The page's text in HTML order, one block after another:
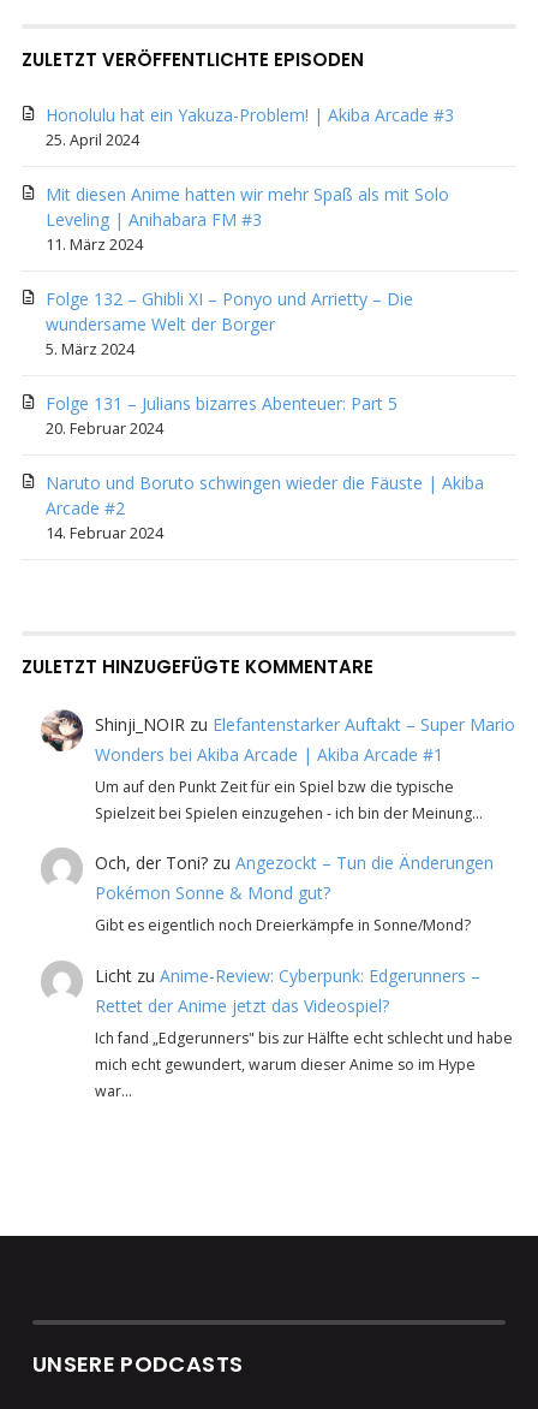
ZULETZT VERÖFFENTLICHTE EPISODEN
Honolulu hat ein Yakuza-Problem! | Akiba Arcade #3
25. April 2024
Mit diesen Anime hatten wir mehr Spaß als mit Solo
Leveling | Anihabara FM #3
11. März 2024
Folge 132 – Ghibli XI – Ponyo und Arrietty – Die
wundersame Welt der Borger
5. März 2024
Folge 131 – Julians bizarres Abenteuer: Part 5
20. Februar 2024
Naruto und Boruto schwingen wieder die Fäuste | Akiba
Arcade #2
14. Februar 2024
ZULETZT HINZUGEFÜGTE KOMMENTARE
Shinji_NOIR zu Elefantenstarker Auftakt – Super Mario
Wonders bei Akiba Arcade | Akiba Arcade #1
Um auf den Punkt Zeit für ein Spiel bzw die typische
Spielzeit bei Spielen einzugehen - ich bin der Meinung…
Och, der Toni? zuAngezockt – Tun die Änderungen
Pokémon Sonne & Mond gut?
Gibt es eigentlich noch Dreierkämpfe in Sonne/Mond?
Licht zuAnime-Review: Cyberpunk: Edgerunners –
Rettet der Anime jetzt das Videospiel?
Ich fand „Edgerunners" bis zur Hälfte echt schlecht und habe
mich echt gewundert, warum dieser Anime so im Hype
war…
UNSERE PODCASTS